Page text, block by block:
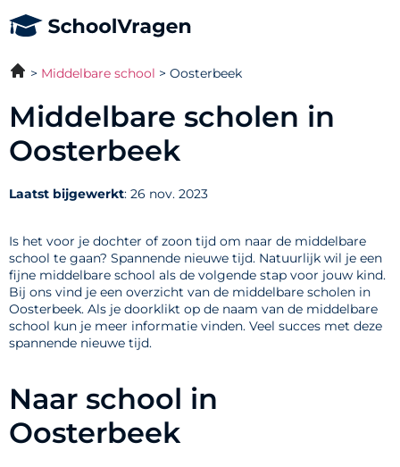
Middelbare school Oosterbeek
Middelbare scholen in
Oosterbeek
Laatst bijgewerkt: 26 nov. 2023
Is het voor je dochter of zoon tijd om naar de middelbare
school te gaan? Spannende nieuwe tijd. Natuurlijk wil je een
fijne middelbare school als de volgende stap voor jouw kind.
Bij ons vind je een overzicht van de middelbare scholen in
Oosterbeek. Als je doorklikt op de naam van de middelbare
school kun je meer informatie vinden. Veel succes met deze
spannende nieuwe tijd.
Naar school in
Oosterbeek